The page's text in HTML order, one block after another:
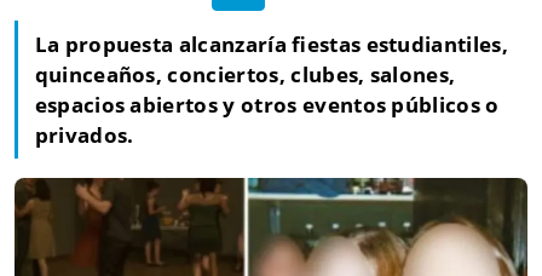
La propuesta alcanzaría fiestas estudiantiles,
quinceaños, conciertos, clubes, salones,
espacios abiertos y otros eventos públicos o
privados.